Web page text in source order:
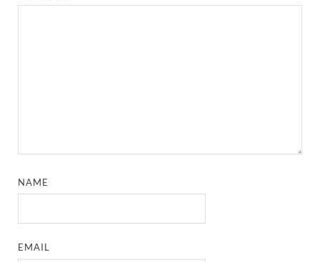
NAME
EMAIL